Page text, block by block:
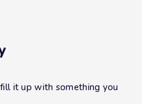
it up with something you